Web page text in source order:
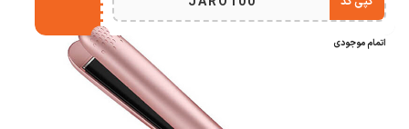
-28%
اتمام موجودی